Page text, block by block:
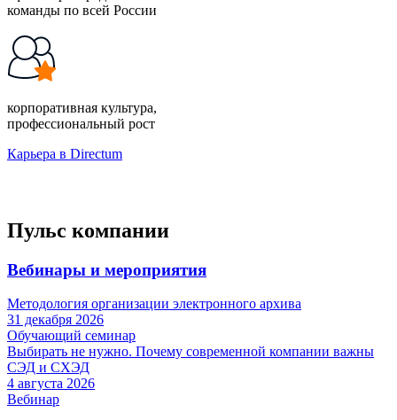
команды по всей России
корпоративная культура,
профессиональный рост
Карьера в Directum
Пульс компании
Вебинары и мероприятия
Методология организации электронного архива
31 декабря 2026
Обучающий семинар
Выбирать не нужно. Почему современной компании важны
СЭД и СХЭД
4 августа 2026
Вебинар